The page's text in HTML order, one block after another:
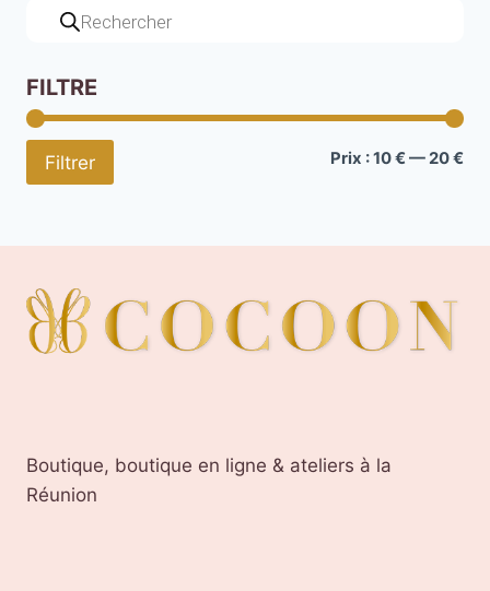
FILTRE
Filtrer Prix :10 €— 20 €
Boutique, boutique en ligne & ateliers à la
Réunion